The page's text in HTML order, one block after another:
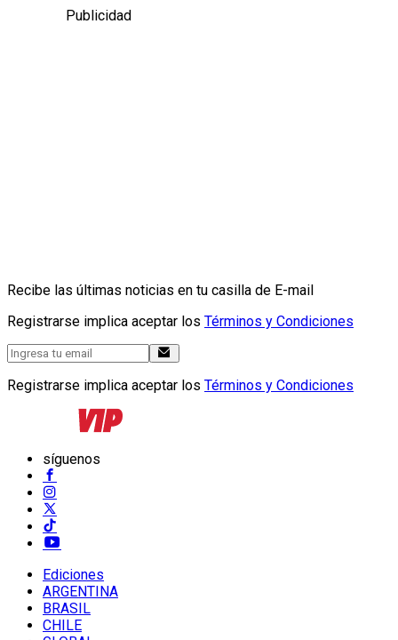
Publicidad
Recibe las últimas noticias en tu casilla de E-mail
Registrarse implica aceptar los Términos y Condiciones
Registrarse implica aceptar los Términos y Condiciones
síguenos
Ediciones
ARGENTINA
BRASIL
CHILE